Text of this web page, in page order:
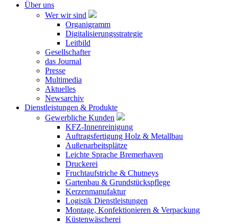
Über uns
Wer wir sind
Organigramm
Digitalisierungsstrategie
Leitbild
Gesellschafter
das Journal
Presse
Multimedia
Aktuelles
Newsarchiv
Dienstleistungen & Produkte
Gewerbliche Kunden
KFZ-Innenreinigung
Auftragsfertigung Holz & Metallbau
Außenarbeitsplätze
Leichte Sprache Bremerhaven
Druckerei
Fruchtaufstriche & Chutneys
Gartenbau & Grundstückspflege
Kerzenmanufaktur
Logistik Dienstleistungen
Montage, Konfektionieren & Verpackung
Küstenwäscherei